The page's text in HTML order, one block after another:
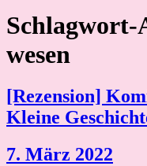
wesen
[Rezension]
Kleine
7. März 2022